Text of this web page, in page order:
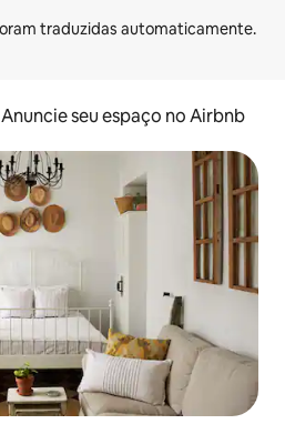
Anuncie seu espaço no Airbnb